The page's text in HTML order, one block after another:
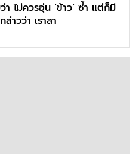
ไม่ควรอุ่น ‘ข้าว’ ซ้ำ แต่ก็มี
าวว่า เราสา